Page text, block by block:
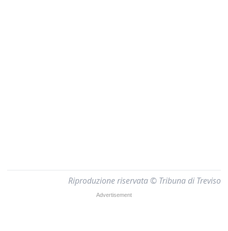
Riproduzione riservata © Tribuna di Treviso